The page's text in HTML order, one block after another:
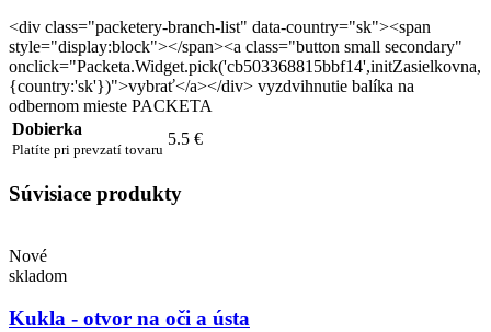
<div class="packetery-branch-list" data-country="sk"><span
style="display:block"></span><a class="button small secondary"
onclick="Packeta.Widget.pick('cb503368815bbf14',initZasielkovna,
{country:'sk'})">vybrať</a></div> vyzdvihnutie balíka na
odbernom mieste PACKETA
Dobierka
Platíte pri prevzatí tovaru
5.5 €
Súvisiace produkty
Nové
skladom
Kukla - otvor na oči a ústa